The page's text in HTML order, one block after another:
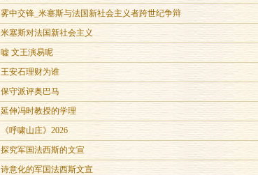
雾中交锋_米塞斯与法国新社会主义者跨世纪争辩
米塞斯对法国新社会主义
嘘 文王演易呢
王安石理财为谁
保守派评奥巴马
延伸冯时教授的学理
《呼啸山庄》2026
探究军国法西斯的文宣
诗意化的军国法西斯文宣